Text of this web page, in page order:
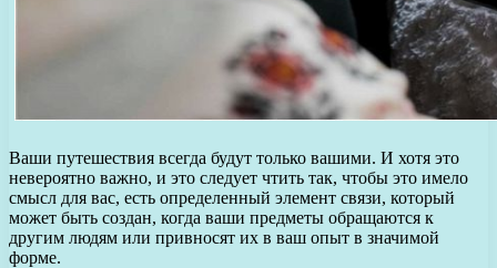
Ваши путешествия всегда будут только вашими. И хотя это
невероятно важно, и это следует чтить так, чтобы это имело
смысл для вас, есть определенный элемент связи, который
может быть создан, когда ваши предметы обращаются к
другим людям или привносят их в ваш опыт в значимой
форме.